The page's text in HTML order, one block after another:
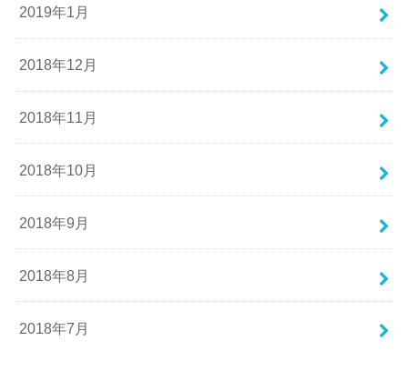
2019年1月
2018年12月
2018年11月
2018年10月
2018年9月
2018年8月
2018年7月